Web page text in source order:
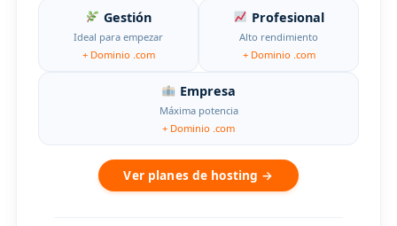
Gestión
Ideal para empezar
+ Dominio .com
Profesional
Alto rendimiento
+ Dominio .com
Empresa
Máxima potencia
+ Dominio .com
Ver planes de hosting →